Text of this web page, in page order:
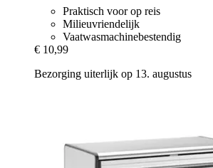
Praktisch voor op reis
Milieuvriendelijk
Vaatwasmachinebestendig
€ 10,99
Bezorging uiterlijk op 13. augustus